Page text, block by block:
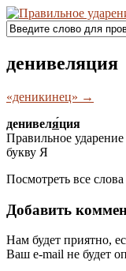
денивеляция
«деникинец» →
денивеля́ция
Правильное
букву Я
Посмотреть все
Добавить
Нам будет приятно,
Ваш e-mail не будет